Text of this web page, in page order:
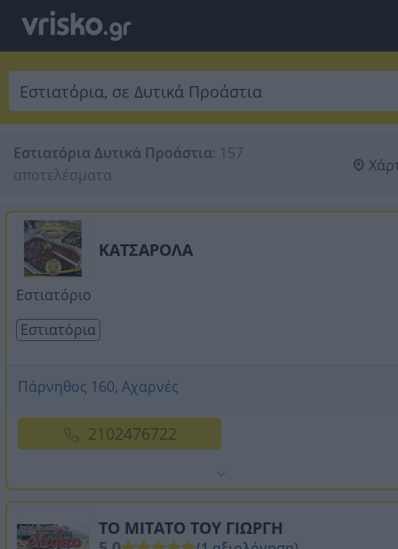
Εστιατόρια Δυτικά Προάστια: 157
αποτελέσματα
ΚΑΤΣΑΡΟΛΑ
Εστιατόριο
Εστιατόρια
Πάρνηθος 160, Αχαρνές
2102476722
ΤΟ ΜΙΤΑΤΟ ΤΟΥ ΓΙΩΡΓΗ